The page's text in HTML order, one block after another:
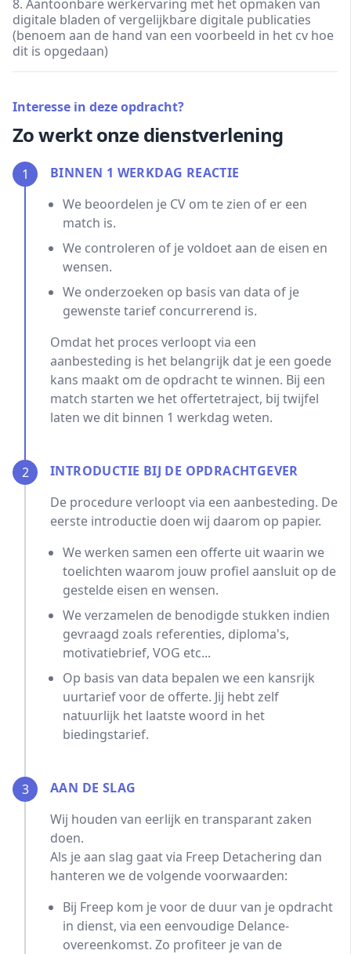
8. Aantoonbare werkervaring met het opmaken van
digitale bladen of vergelijkbare digitale publicaties
(benoem aan de hand van een voorbeeld in het cv hoe
dit is opgedaan)
Interesse in deze opdracht?
Zo werkt onze dienstverlening
1
BINNEN 1 WERKDAG REACTIE
We beoordelen je CV om te zien of er een
match is.
We controleren of je voldoet aan de eisen en
wensen.
We onderzoeken op basis van data of je
gewenste tarief concurrerend is.
Omdat het proces verloopt via een
aanbesteding is het belangrijk dat je een goede
kans maakt om de opdracht te winnen. Bij een
match starten we het offertetraject, bij twijfel
laten we dit binnen 1 werkdag weten.
2
INTRODUCTIE BIJ DE OPDRACHTGEVER
De procedure verloopt via een aanbesteding. De
eerste introductie doen wij daarom op papier.
We werken samen een offerte uit waarin we
toelichten waarom jouw profiel aansluit op de
gestelde eisen en wensen.
We verzamelen de benodigde stukken indien
gevraagd zoals referenties, diploma's,
motivatiebrief, VOG etc...
Op basis van data bepalen we een kansrijk
uurtarief voor de offerte. Jij hebt zelf
natuurlijk het laatste woord in het
biedingstarief.
3
AAN DE SLAG
Wij houden van eerlijk en transparant zaken
doen.
Als je aan slag gaat via Freep Detachering dan
hanteren we de volgende voorwaarden:
Bij Freep kom je voor de duur van je opdracht
in dienst, via een eenvoudige Delance-
overeenkomst. Zo profiteer je van de